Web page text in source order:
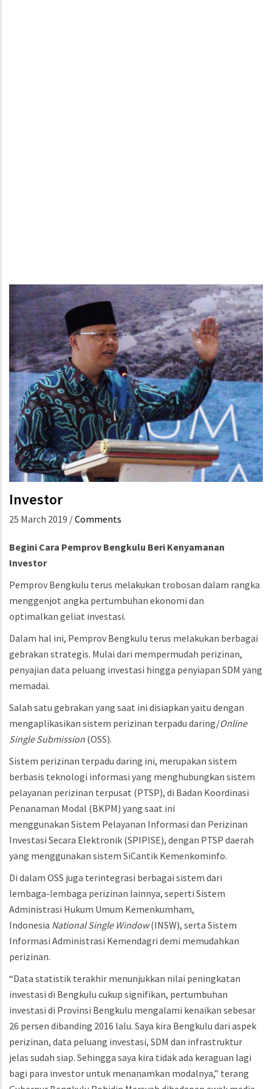
Investor
25 March 2019 /Comments
Begini Cara Pemprov Bengkulu Beri Kenyamanan
Investor
Pemprov Bengkulu terus melakukan trobosan dalam rangka
menggenjot angka pertumbuhan ekonomi dan
optimalkan geliat investasi.
Dalam hal ini, Pemprov Bengkulu terus melakukan berbagai
gebrakan strategis. Mulai dari mempermudah perizinan,
penyajian data peluang investasi hingga penyiapan SDM yang
memadai.
Salah satu gebrakan yang saat ini disiapkan yaitu dengan
mengaplikasikan sistem perizinan terpadu daring/Online
Single Submission (OSS).
Sistem perizinan terpadu daring ini, merupakan sistem
berbasis teknologi informasi yang menghubungkan sistem
pelayanan perizinan terpusat (PTSP), di Badan Koordinasi
Penanaman Modal (BKPM) yang saat ini
menggunakan Sistem Pelayanan Informasi dan Perizinan
Investasi Secara Elektronik (SPIPISE), dengan PTSP daerah
yang menggunakan sistem SiCantik Kemenkominfo.
Di dalam OSS juga terintegrasi berbagai sistem dari
lembaga-lembaga perizinan lainnya, seperti Sistem
Administrasi Hukum Umum Kemenkumham,
Indonesia National Single Window(INSW), serta Sistem
Informasi Administrasi Kemendagri demi memudahkan
perizinan.
“Data statistik terakhir menunjukkan nilai peningkatan
investasi di Bengkulu cukup signifikan, pertumbuhan
investasi di Provinsi Bengkulu mengalami kenaikan sebesar
26 persen dibanding 2016 lalu. Saya kira Bengkulu dari aspek
perizinan, data peluang investasi, SDM dan infrastruktur
jelas sudah siap. Sehingga saya kira tidak ada keraguan lagi
bagi para investor untuk menanamkan modalnya,” terang